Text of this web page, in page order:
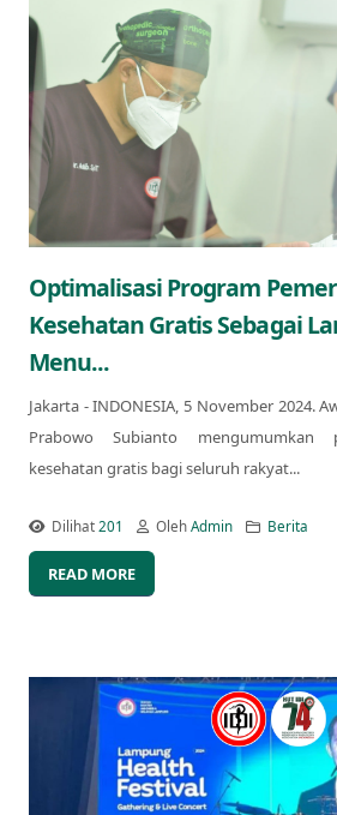
Optimalisasi Program
Kesehatan Gratis Sebagai
Menu...
Jakarta - INDONESIA, 5 November 2024.
Prabowo Subianto mengumumkan
kesehatan gratis bagi seluruh rakyat...
Dilihat201 OlehAdmin Berita
READ MORE